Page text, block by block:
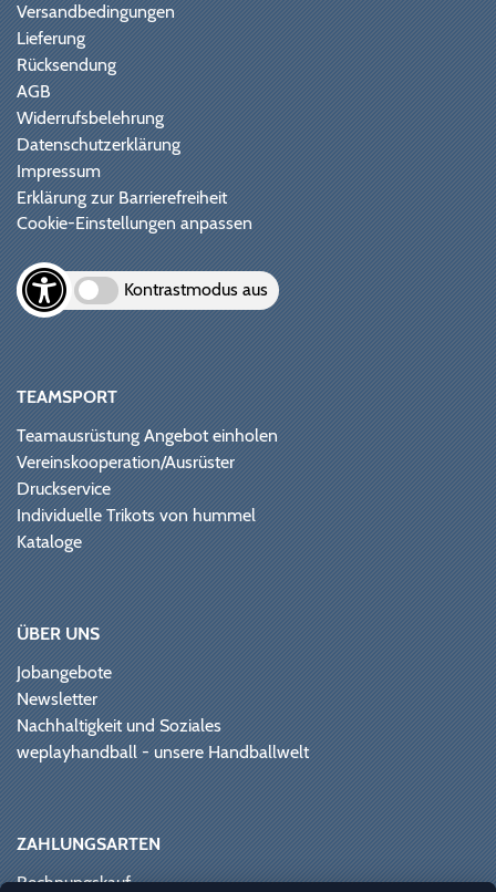
Versandbedingungen
Lieferung
Rücksendung
AGB
Widerrufsbelehrung
Datenschutzerklärung
Impressum
Erklärung zur Barrierefreiheit
Cookie-Einstellungen anpassen
Kontrastmodus aus
TEAMSPORT
Teamausrüstung Angebot einholen
Vereinskooperation/Ausrüster
Druckservice
Individuelle Trikots von hummel
Kataloge
ÜBER UNS
Jobangebote
Newsletter
Nachhaltigkeit und Soziales
weplayhandball - unsere Handballwelt
ZAHLUNGSARTEN
Rechnungskauf